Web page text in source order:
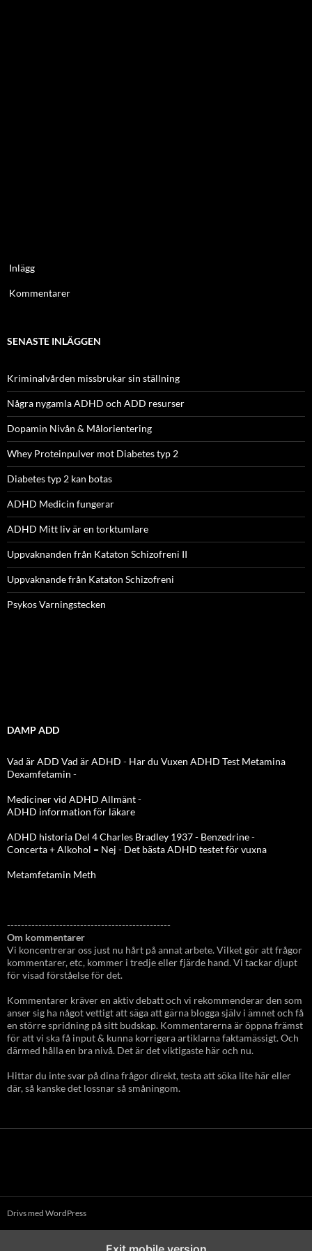
Inlägg
Kommentarer
SENASTE INLÄGGEN
Kriminalvården missbrukar sin ställning
Några nygamla ADHD och ADD resurser
Dopamin Nivån & Målorientering
Whey Proteinpulver mot Diabetes typ 2
Diabetes typ 2 kan botas
ADHD Medicin fungerar
ADHD Mitt liv är en torktumlare
Uppvaknanden från Kataton Schizofreni II
Uppvaknande från Kataton Schizofreni
Psykos Varningstecken
DAMP ADD
Vad är ADD Vad är ADHD - Har du Vuxen ADHD Test Metamina
Dexamfetamin -
Mediciner vid ADHD Allmänt-
ADHD information för läkare
ADHD historia Del 4 Charles Bradley 1937 - Benzedrine-
Concerta + Alkohol = Nej - Det bästa ADHD testet för vuxna
Metamfetamin Meth
-----------------------------------------------
Om kommentarer
Vi koncentrerar oss just nu hårt på annat arbete. Vilket gör att frågor
kommentarer, etc, kommer i tredje eller fjärde hand. Vi tackar djupt
för visad förståelse för det.
Kommentarer kräver en aktiv debatt och vi rekommenderar den som
anser sig ha något vettigt att säga att gärna blogga själv i ämnet och få
en större spridning på sitt budskap. Kommentarerna är öppna främst
för att vi ska få input & kunna korrigera artiklarna faktamässigt. Och
därmed hålla en bra nivå. Det är det viktigaste här och nu.
Hittar du inte svar på dina frågor direkt, testa att söka lite här eller
där, så kanske det lossnar så småningom.
Drivs med WordPress